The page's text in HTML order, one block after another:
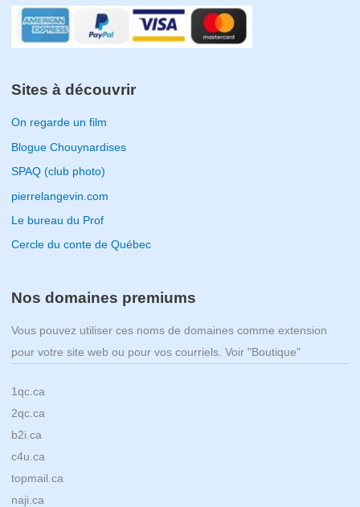
Sites à découvrir
On regarde un film
Blogue Chouynardises
SPAQ (club photo)
pierrelangevin.com
Le bureau du Prof
Cercle du conte de Québec
Nos domaines premiums
Vous pouvez utiliser ces noms de domaines comme extension
pour votre site web ou pour vos courriels. Voir "Boutique"
1qc.ca
2qc.ca
b2i.ca
c4u.ca
topmail.ca
naji.ca